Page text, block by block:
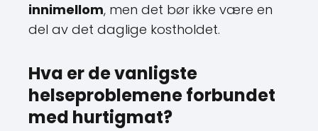
innimellom, men det bør ikke være en
del av det daglige kostholdet.
Hva er de vanligste
helseproblemene forbundet
med hurtigmat?